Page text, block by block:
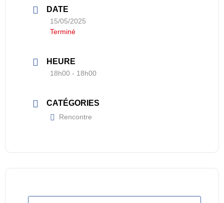
DATE
15/05/2025
Terminé
HEURE
18h00 - 18h00
CATÉGORIES
Rencontre